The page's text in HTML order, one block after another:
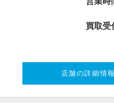
買取受
店舗の詳細情